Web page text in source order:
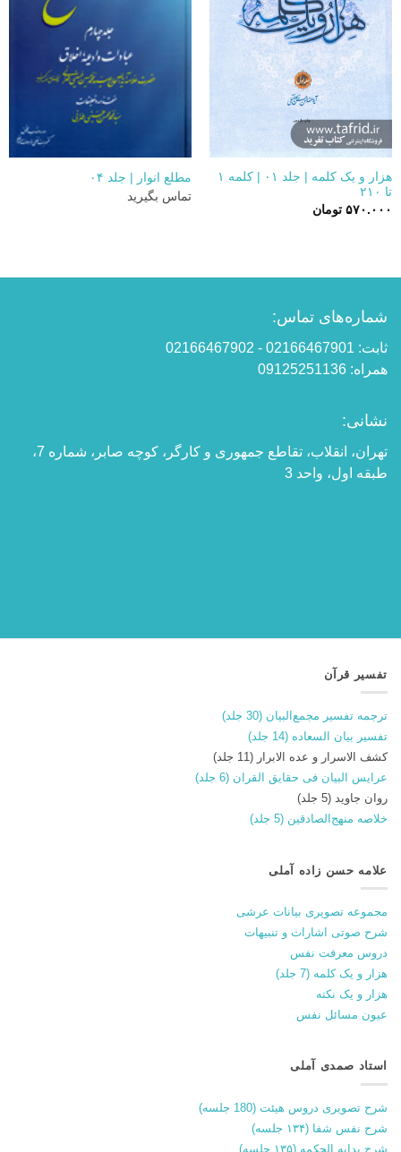
هزار و یک کلمه | جلد ۰۱ | کلمه ۱
تا ۲۱۰
۵۷۰.۰۰۰ تومان
مطلع انوار | جلد ۰۴
تماس بگیرید
شماره‌های تماس:
ثابت: 02166467901 - 02166467902
همراه: 09125251136
نشانی:
تهران، انقلاب، تقاطع جمهوری و کارگر، کوچه صابر، شماره 7،
طبقه اول، واحد 3
تفسیر قرآن
ترجمه تفسیر مجمع‌البیان (30 جلد)
تفسیر بیان السعاده (14 جلد)
کشف الاسرار و عده الابرار (11 جلد)
عرایس البیان فی حقایق القران (6 جلد)
روان جاوید (5 جلد)
خلاصه منهج‌الصادقین (5 جلد)
علامه حسن زاده آملی
مجموعه تصویری بیانات عرشی
شرح صوتی اشارات و تنبیهات
دروس معرفت نفس
هزار و یک کلمه (7 جلد)
هزار و یک نکته
عیون مسائل نفس
استاد صمدی آملی
شرح تصویری دروس هیئت (180 جلسه)
شرح نفس شفا (۱۳۴ جلسه)
شرح بدایه الحکمه (۱۳۵ جلسه)